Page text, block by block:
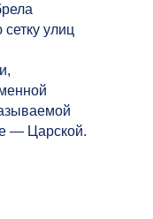
улиц
— Царской.